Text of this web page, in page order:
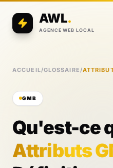
AWL.
AGENCE WEB LOCAL
ACCUEIL/GLOSSAIRE/
GMB
Qu'est-ce
Attributs